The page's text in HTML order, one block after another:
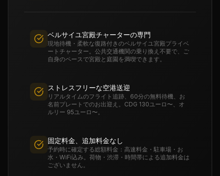
ベルサイユ宮殿チャーターの専門
現地待機・柔軟な復路付きのベルサイユ宮殿プライベ
ートチャーター。公共交通機関の乗り換え不要で、ご
自身のペースで宮殿と庭園を満喫できます。
ストレスフリーな空港送迎
リアルタイムのフライト追跡、60分の無料待機、お
名前プレートでのお出迎え。CDG 130ユーロ〜、オ
ルリー 95ユーロ〜。
固定料金、追加料金なし
予約時に確定する総額料金：高速料金・駐車場・お
水・WiFi込み。荷物・渋滞・時間帯による追加料金は
ございません。